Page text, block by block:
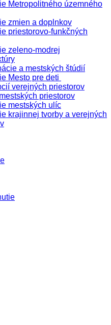
Metropolitného územného
zmien a doplnkov
priestorovo-funkčných
zeleno-modrej
a mestských štúdií
Mesto pre deti
verejných priestorov
priestorov
mestských ulíc
krajinnej tvorby a verejných